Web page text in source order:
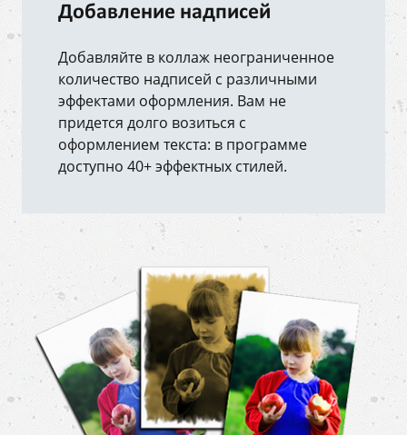
Добавление надписей
Добавляйте в коллаж неограниченное
количество надписей с различными
эффектами оформления. Вам не
придется долго возиться с
оформлением текста: в программе
доступно 40+ эффектных стилей.